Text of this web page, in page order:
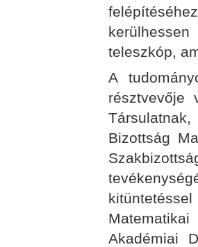
teleszkóp,
A
Bizottság
Akadémiai